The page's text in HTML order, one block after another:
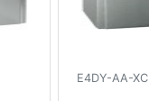
E4DY-AA-XC